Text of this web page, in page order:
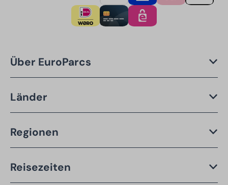
Über EuroParcs
Länder
Regionen
Reisezeiten